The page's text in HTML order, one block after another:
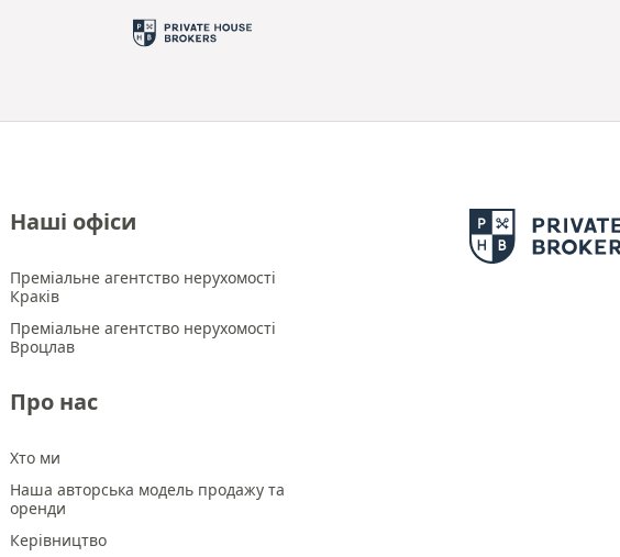
Наші офіси
Преміальне агентство нерухомості
Краків
Преміальне агентство нерухомості
Вроцлав
Про нас
Хто ми
Наша авторська модель продажу та
оренди
Керівництво